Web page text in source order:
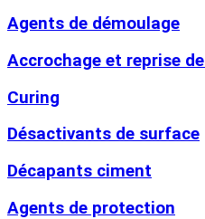
Agents de démoulage
Accrochage et reprise
Curing
Désactivants de surface
Décapants ciment
Agents de protection